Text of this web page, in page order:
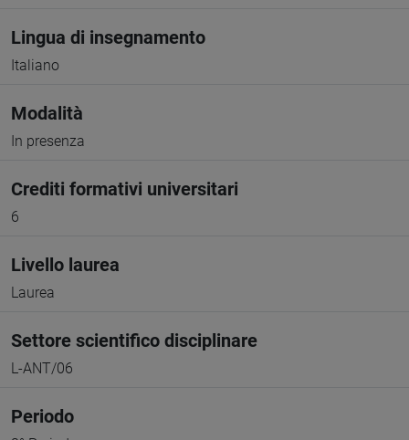
Lingua di insegnamento
Italiano
Modalità
In presenza
Crediti formativi universitari
6
Livello laurea
Laurea
Settore scientifico disciplinare
L-ANT/06
Periodo